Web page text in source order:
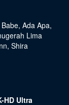
, Ada Apa,
Lima
, Shira
HD Ultra